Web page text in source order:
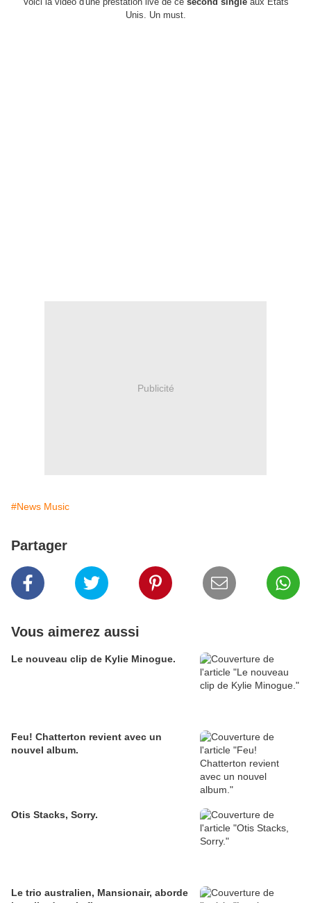
Unis. Un must.
Publicité
#News Music
Partager
Vous aimerez aussi
Le nouveau clip de Kylie Minogue.
Feu! Chatterton revient avec un
nouvel album.
Otis Stacks, Sorry.
Le trio australien, Mansionair, aborde